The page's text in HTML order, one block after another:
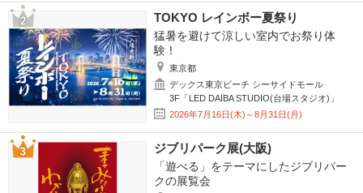
TOKYO レインボー夏祭り
猛暑を避けて涼しい室内でお祭り体
験！
東京都
デックス東京ビーチ シーサイドモール
3F「LED DAIBA STUDIO(台場スタジオ)」
2026年7月16日(木)～8月31日(月)
ジブリパーク展(大阪)
「遊べる」をテーマにしたジブリパー
クの展覧会